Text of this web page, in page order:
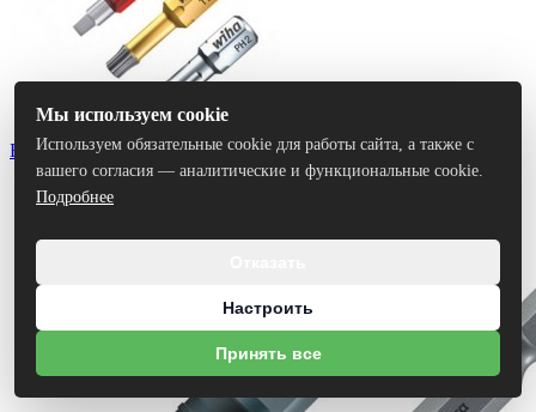
Биты
Мы используем cookie
Используем обязательные cookie для работы сайта, а также с
вашего согласия — аналитические и функциональные cookie.
Подробнее
Настроить
Принять все